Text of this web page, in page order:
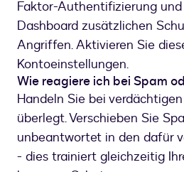
Faktor-Authentifizierung
Dashboard zusätzlichen
Angriffen. Aktivieren Sie
Kontoeinstellungen.
Wie reagiere ich bei Spam
Handeln Sie bei
überlegt. Verschieben Sie
unbeantwortet in den dafür
- dies trainiert gleichzeitig